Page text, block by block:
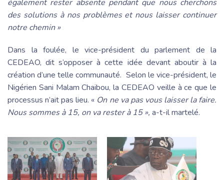
également rester absente pendant que nous cherchons
des solutions à nos problèmes et nous laisser continuer
notre chemin »
Dans la foulée, le vice-président du parlement de la
CEDEAO, dit s’opposer à cette idée devant aboutir à la
création d’une telle communauté. Selon le vice-président, le
Nigérien Sani Malam Chaibou, la CEDEAO veille à ce que le
processus n’ait pas lieu. « On ne va pas vous laisser la faire.
Nous sommes à 15, on va rester à 15 », a-t-il martelé.